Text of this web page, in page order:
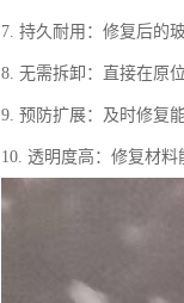
7. 持久耐用：修复后的
8. 无需拆卸：直接在原
9. 预防扩展：及时修复
10. 透明度高：修复材料